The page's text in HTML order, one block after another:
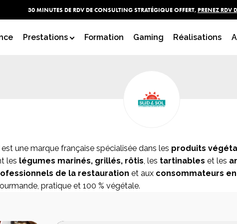
30 MINUTES DE RDV DE CONSULTING STRATÉGIQUE OFFERT, PRENEZ RDV
Prestations Formation Gaming Réalisations
SUD & SOL
une marque française spécialisée dans les produits
les légumes marinés, grillés, rôtis, les tartinables et les
de la restauration et aux consommateurs
pratique et 100 % végétale.